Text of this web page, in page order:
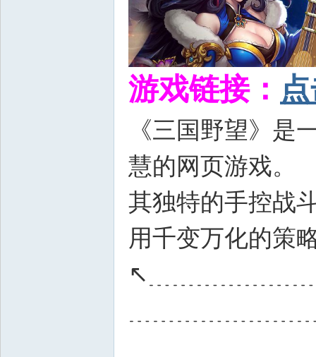
游戏链接：
《三国野望》是
慧的网页游戏。
其独特的手控战
用千变万化的策